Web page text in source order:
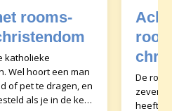
rooms-
katholieke
Wel hoort een man
of pet te dragen, en
als je in de kerk
De
heeft